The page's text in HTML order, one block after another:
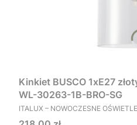
Kinkiet BUSCO 1xE27
WL-30263-1B-BRO-SG
PRODUCENT
ITALUX – NOWOCZESNE